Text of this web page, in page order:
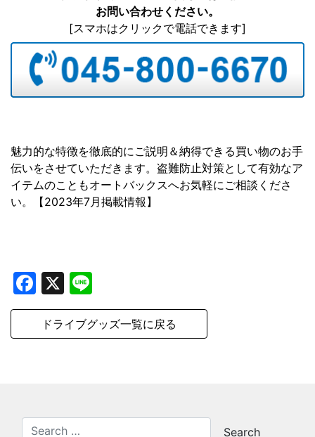
お問い合わせください。
[スマホはクリックで電話できます]
魅力的な特徴を徹底的にご説明＆納得できる買い物のお手
伝いをさせていただきます。盗難防止対策として有効なア
イテムのこともオートバックスへお気軽にご相談くださ
い。【2023年7月掲載情報】
Facebook
X
ドライブグッズ一覧に戻る